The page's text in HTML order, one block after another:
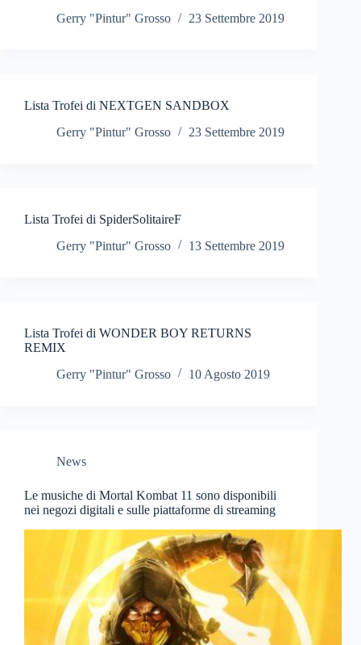
Gerry "Pintur" Grosso
23 Settembre 2019
Lista Trofei di NEXTGEN SANDBOX
Gerry "Pintur" Grosso
23 Settembre 2019
Lista Trofei di SpiderSolitaireF
Gerry "Pintur" Grosso
13 Settembre 2019
Lista Trofei di WONDER BOY RETURNS
REMIX
Gerry "Pintur" Grosso
10 Agosto 2019
News
Le musiche di Mortal Kombat 11 sono disponibili
nei negozi digitali e sulle piattaforme di streaming